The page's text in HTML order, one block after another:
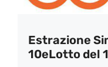
Estrazione
10eLotto del